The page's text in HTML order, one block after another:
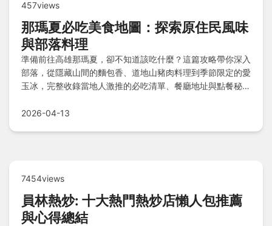
457views
那瑪夏必吃美食地圖：探索原住民風味
與部落料理
準備前往高雄那瑪夏，卻不知道該吃什麼？這篇攻略帶你深入
部落，從隱藏山間的麵包香、道地山豬肉料理到季節限定的愛
玉冰，完整收錄當地人激推的必吃清單、餐廳地址與點餐秘
2026-04-13
7454views
員林熱炒: 十大熱門熱炒店懶人包推薦
與心得總結